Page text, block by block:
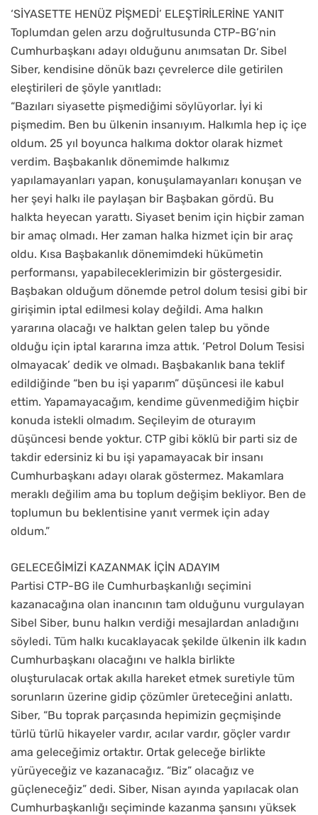
‘SİYASETTE HENÜZ PİŞMEDİ’ ELEŞTİRİLERİNE YANIT
Toplumdan gelen arzu doğrultusunda CTP-BG’nin
Cumhurbaşkanı adayı olduğunu anımsatan Dr. Sibel
Siber, kendisine dönük bazı çevrelerce dile getirilen
eleştirileri de şöyle yanıtladı:
“Bazıları siyasette pişmediğimi söylüyorlar. İyi ki
pişmedim. Ben bu ülkenin insanıyım. Halkımla hep iç içe
oldum. 25 yıl boyunca halkıma doktor olarak hizmet
verdim. Başbakanlık dönemimde halkımız
yapılamayanları yapan, konuşulamayanları konuşan ve
her şeyi halkı ile paylaşan bir Başbakan gördü. Bu
halkta heyecan yarattı. Siyaset benim için hiçbir zaman
bir amaç olmadı. Her zaman halka hizmet için bir araç
oldu. Kısa Başbakanlık dönemimdeki hükümetin
performansı, yapabileceklerimizin bir göstergesidir.
Başbakan olduğum dönemde petrol dolum tesisi gibi bir
girişimin iptal edilmesi kolay değildi. Ama halkın
yararına olacağı ve halktan gelen talep bu yönde
olduğu için iptal kararına imza attık. ‘Petrol Dolum Tesisi
olmayacak’ dedik ve olmadı. Başbakanlık bana teklif
edildiğinde “ben bu işi yaparım” düşüncesi ile kabul
ettim. Yapamayacağım, kendime güvenmediğim hiçbir
konuda istekli olmadım. Seçileyim de oturayım
düşüncesi bende yoktur. CTP gibi köklü bir parti siz de
takdir edersiniz ki bu işi yapamayacak bir insanı
Cumhurbaşkanı adayı olarak göstermez. Makamlara
meraklı değilim ama bu toplum değişim bekliyor. Ben de
toplumun bu beklentisine yanıt vermek için aday
oldum.”
GELECEĞİMİZİ KAZANMAK İÇİN ADAYIM
Partisi CTP-BG ile Cumhurbaşkanlığı seçimini
kazanacağına olan inancının tam olduğunu vurgulayan
Sibel Siber, bunu halkın verdiği mesajlardan anladığını
söyledi. Tüm halkı kucaklayacak şekilde ülkenin ilk kadın
Cumhurbaşkanı olacağını ve halkla birlikte
oluşturulacak ortak akılla hareket etmek suretiyle tüm
sorunların üzerine gidip çözümler üreteceğini anlattı.
Siber, “Bu toprak parçasında hepimizin geçmişinde
türlü türlü hikayeler vardır, acılar vardır, göçler vardır
ama geleceğimiz ortaktır. Ortak geleceğe birlikte
yürüyeceğiz ve kazanacağız. “Biz” olacağız ve
güçleneceğiz” dedi. Siber, Nisan ayında yapılacak olan
Cumhurbaşkanlığı seçiminde kazanma şansını yüksek